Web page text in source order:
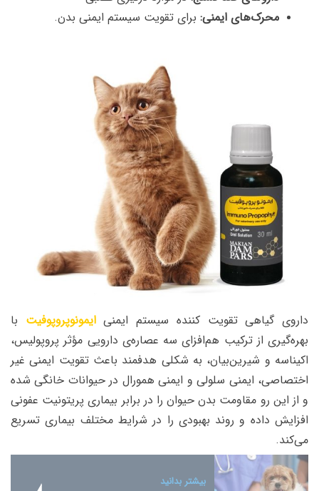
محرک‌های ایمنی: برای تقویت سیستم ایمنی بدن.
داروی گیاهی تقویت کننده سیستم ایمنی ایمونوپروپوفیت با
بهره‌گیری از ترکیب هم‌افزای سه عصاره‌ی دارویی مؤثر پروپولیس،
اکیناسه و شیرین‌بیان، به شکلی هدفمند باعث تقویت ایمنی غیر
اختصاصی، ایمنی سلولی و ایمنی همورال در حیوانات خانگی شده
و از این رو مقاومت بدن حیوان را در برابر بیماری پریتونیت عفونی
افزایش داده و روند بهبودی را در شرایط مختلف بیماری تسریع
می‌کند.
بیشتر بدانید